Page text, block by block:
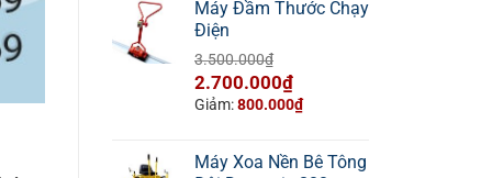
Máy Đầm Thước Chạy
Điện
3.500.000₫
Giá
gốc
3.500.000₫.
2.700.000₫Giá
hiện
là:
2.700.000₫.
Giảm:800.000₫
Máy Xoa Nền Bê Tông